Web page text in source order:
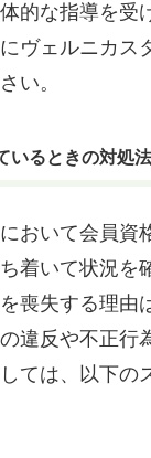
的な指導を受
ヴェルニカス
い。
いるときの対処
おいて会員資
着いて状況を
喪失する理由
違反や不正行
ては、以下の